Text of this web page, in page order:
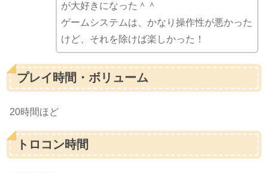
が大好きになった＾＾
ゲームシステムは、かなり操作性が悪かった
けど、それを除けば楽しかった！
プレイ時間・ボリューム
20時間ほど
トロコン時間